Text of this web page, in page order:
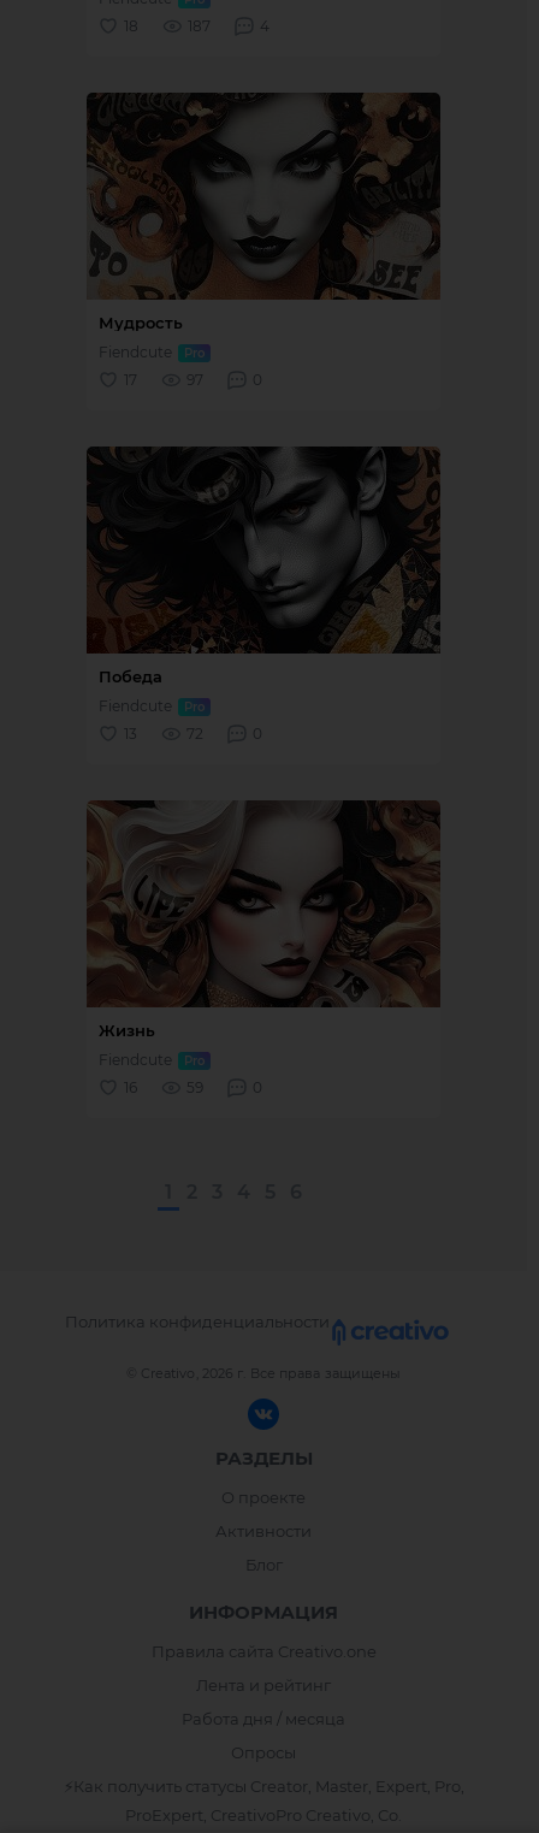
© Creativo, 2026 г. Все права защищены
Политика конфиденциальности
РАЗДЕЛЫ
О проекте
Активности
Блог
ИНФОРМАЦИЯ
Правила сайта Creativo.one
Лента и рейтинг
Работа дня / месяца
Опросы
⚡️Как получить статусы Creator, Master, Expert, Pro,
ProExpert, CreativoPro Creativo, Co.